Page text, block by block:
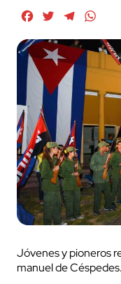
FacebookTwitterTelegram
Jóvenes y pioneros
manuel de